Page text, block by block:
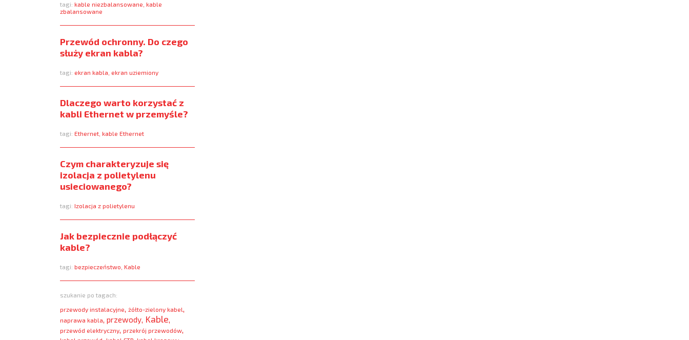
tagi: kable niezbalansowane kable
zbalansowane
Przewód ochronny. Do czego
służy ekran kabla?
tagi: ekran kabla ekran uziemiony
Dlaczego warto korzystać z
kabli Ethernet w przemyśle?
tagi: Ethernet kable Ethernet
Czym charakteryzuje się
izolacja z polietylenu
usieciowanego?
tagi: Izolacja z polietylenu
Jak bezpiecznie podłączyć
kable?
tagi: bezpieczeństwo Kable
szukanie po tagach:
przewody instalacyjne, żółto-zielony kabel,
naprawa kabla, przewody, Kable,
przewód elektryczny, przekrój przewodów,